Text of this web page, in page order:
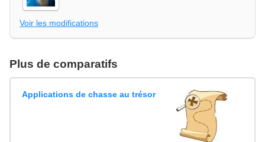
Voir les modifications
Plus de comparatifs
Applications de chasse au trésor